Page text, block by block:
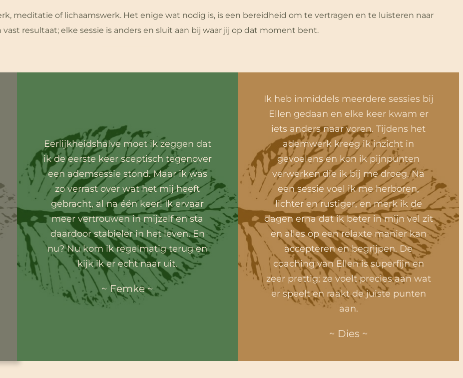
meditatie of lichaamswerk. Het enige wat nodig is, is een bereidheid om te vertragen en te luisteren naar
resultaat; elke sessie is anders en sluit aan bij waar jij op dat moment bent.
Eerlijkheidshalve moet ik zeggen dat
ik de eerste keer sceptisch tegenover
een ademsessie stond. Maar ik was
zo verrast over wat het mij heeft
gebracht, al na één keer! Ik ervaar
meer vertrouwen in mijzelf en sta
daardoor stabieler in het leven. En
nu? Nu kom ik regelmatig terug en
kijk ik er echt naar uit.
~ Femke ~
Ik heb inmiddels meerdere sessies bij
Ellen gedaan en elke keer kwam er
iets anders naar voren. Tijdens het
ademwerk kreeg ik inzicht in
gevoelens en kon ik pijnpunten
verwerken die ik bij me droeg. Na
een sessie voel ik me herboren,
lichter en rustiger, en merk ik de
dagen erna dat ik beter in mijn vel zit
en alles op een relaxte manier kan
accepteren en begrijpen. De
coaching van Ellen is superfijn en
zeer prettig; ze voelt precies aan wat
er speelt en raakt de juiste punten
aan.
~ Dies ~